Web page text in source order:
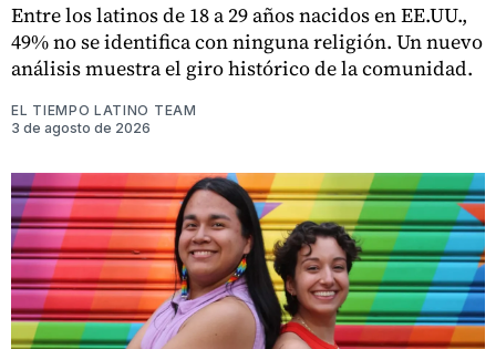
Entre los latinos de 18 a 29 años nacidos en EE.UU.,
49% no se identifica con ninguna religión. Un nuevo
análisis muestra el giro histórico de la comunidad.
EL TIEMPO LATINO TEAM
3 de agosto de 2026